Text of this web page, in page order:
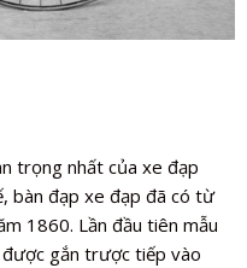
trọng nhất của xe đạp
bàn đạp xe đạp đã có từ
1860. Lần đầu tiên mẫu
gắn trược tiếp vào